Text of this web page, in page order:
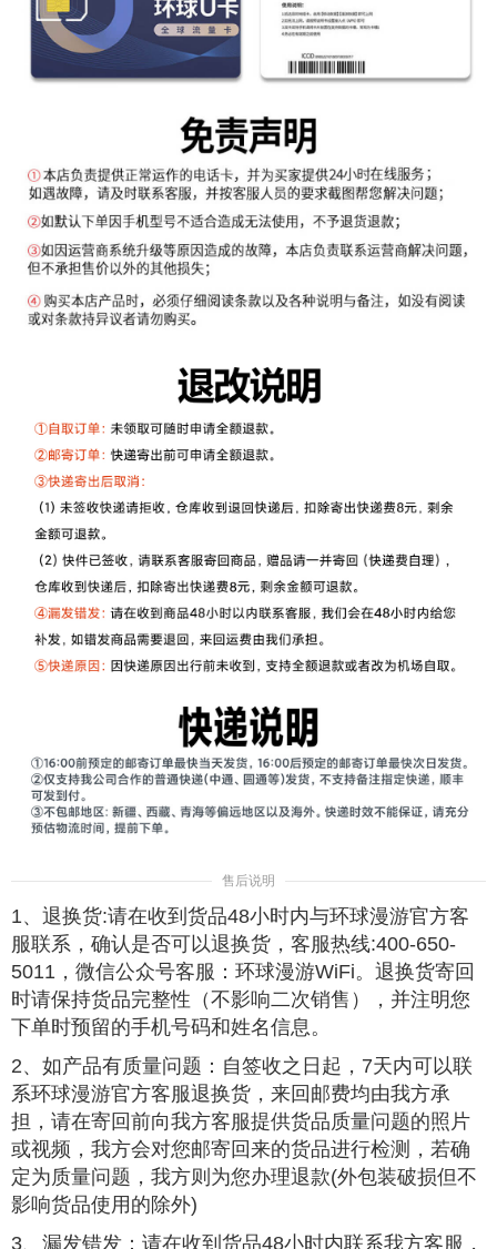
售后说明
1、退换货:请在收到货品48小时内与环球漫游官方客
服联系，确认是否可以退换货，客服热线:400-650-
5011，微信公众号客服：环球漫游WiFi。退换货寄回
时请保持货品完整性（不影响二次销售），并注明您
下单时预留的手机号码和姓名信息。
2、如产品有质量问题：自签收之日起，7天内可以联
系环球漫游官方客服退换货，来回邮费均由我方承
担，请在寄回前向我方客服提供货品质量问题的照片
或视频，我方会对您邮寄回来的货品进行检测，若确
定为质量问题，我方则为您办理退款(外包装破损但不
影响货品使用的除外)
3、漏发错发：请在收到货品48小时内联系我方客服，